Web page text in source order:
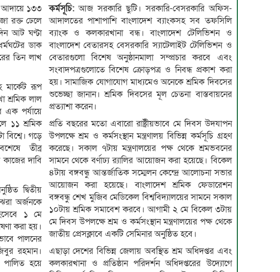
আদায়ে ১৩৩
রক্ত ঢেলে
আট ঘণ্টা
ডাক
তিন লাখ
মার্কেট রূপ
শ্রমিক লাল
এক পর্যায়ে
১১ শ্রমিক
বিশ্বে। গড়ে
তীব্র
দাবি
দ্বিতীয়
অর্জনকে
১ মে
করা হয়।
পালনের
রহমান।
হয়ে
কর্মসূচি:আজ সরকারি ছুটি। সরকারি-বেসরকারি অফিস-
আদালতের পাশাপাশি বাংলাদেশ ব্যাংকসহ সব তফসিলি
ব্যাংক ও কলকারখানা বন্ধ। বাংলাদেশ টেলিভিশন ও
বাংলাদেশ বেতারসহ বেসরকারি স্যাটেলাইট টেলিভিশন ও
বেতারগুলো বিশেষ অনুষ্ঠানমালা সম্প্রচার করবে এবং
সংবাদপত্রগুলোতে বিশেষ ক্রোড়পত্র ও নিবন্ধ প্রকাশ করা
হয়। সামাজিক যোগাযোগ মাধ্যমেও অনেকে শ্রমিক দিবসের
শুভেচ্ছা জানান। শ্রমিক দিবসের মূল চেতনা বাস্তবায়নের
প্রত্যাশা করেন।
প্রতি বছরের মতো এবারো রাষ্ট্রীয়ভাবে মে দিবস উদযাপন
উপলক্ষে শ্রম ও কর্মসংস্থান মন্ত্রণালয় বিভিন্ন কর্মসূচি গ্রহণ
করেছে। সকাল ৭টায় মন্ত্রণালয়ের পক্ষ থেকে শ্রমভবনের
সামনে থেকে বর্ণাঢ্য র‌্যালির আয়োজন করা হয়েছে। বিকেল
৪টায় বঙ্গবন্ধু আন্তর্জাতিক সম্মেলন কেন্দ্রে আলোচনা সভার
আয়োজন করা হয়েছে। বাংলাদেশ শ্রমিক ফেডারেশন
বঙ্গবন্ধু শেখ মুজিব মেডিকেল বিশ্ববিদ্যালয়ের সামনে সকাল
১০টায় শ্রমিক সমাবেশ করবে। আগামী ২ মে বিকেল ৩টায়
মে দিবস উপলক্ষে শ্রম ও কর্মসংস্থান মন্ত্রণালয়ের পক্ষ থেকে
জাতীয় প্রেসক্লাবে একটি সেমিনার অনুষ্ঠিত হবে।
এছাড়া দেশের বিভিন্ন জেলায় অবস্থিত শ্রম অধিদপ্তর এবং
কলকারখানা ও প্রতিষ্ঠান পরিদর্শন অধিদপ্তরের উদ্যোগে